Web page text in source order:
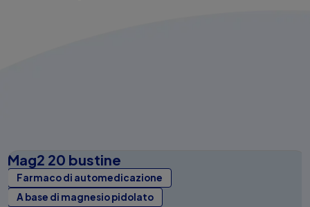
Mag2 20 bustine
Farmaco di automedicazione
A base di magnesio pidolato